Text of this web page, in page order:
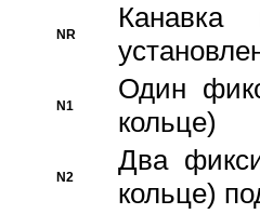
NR
N1
Один
кольце)
N2
Два
кольце)